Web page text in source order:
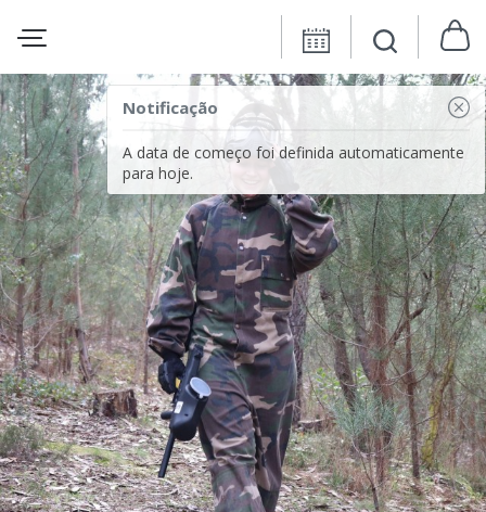
Notificação
A data de começo foi definida automaticamente
para hoje.